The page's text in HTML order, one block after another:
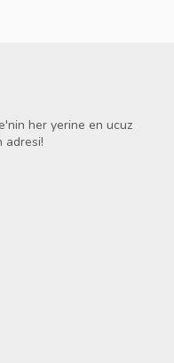
her yerine en ucuz
adresi!